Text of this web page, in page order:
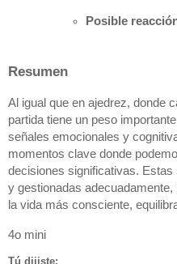
Posible
Resumen
Al igual que en ajedrez, donde
partida tiene un peso
señales emocionales y
momentos clave donde
decisiones significativas.
y gestionadas
la vida más consciente,
4o mini
Tú dijiste: